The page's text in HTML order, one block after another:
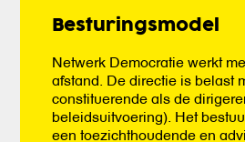
Besturingsmodel
Netwerk Democratie werkt
afstand. De directie is belast
constituerende als de
beleidsuitvoering). Het
een toezichthoudende en